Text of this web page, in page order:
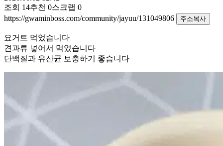
조회 14추천 0스크랩 0
https://gwaminboss.com/community/jayuu/131049806
주소복사
요거트 먹었습니다
견과류 넣어서 먹었습니다
단백질과 유산균 보충하기 좋습니다